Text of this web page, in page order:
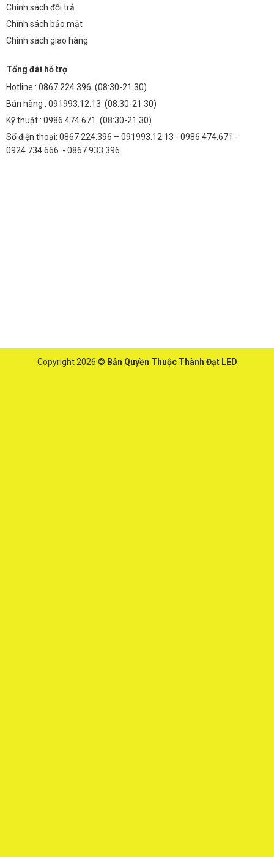
Chính sách đổi trả
Chính sách bảo mật
Chính sách giao hàng
Tổng đài hỗ trợ
Hotline : 0867.224.396 (08:30-21:30)
Bán hàng : 091993.12.13 (08:30-21:30)
Kỹ thuật : 0986.474.671 (08:30-21:30)
Số điện thoại: 0867.224.396 – 091993.12.13 - 0986.474.671 -
0924.734.666 - 0867.933.396
Copyright 2026 © Bản Quyền Thuộc Thành Đạt LED